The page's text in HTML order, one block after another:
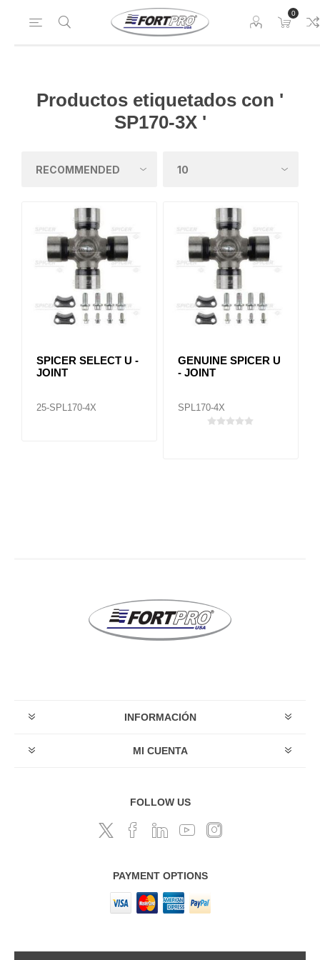
0
Productos etiquetados con '
SP170-3X '
SPICER SELECT U -
JOINT
25-SPL170-4X
GENUINE SPICER U
- JOINT
SPL170-4X
INFORMACIÓN
MI CUENTA
FOLLOW US
PAYMENT OPTIONS